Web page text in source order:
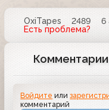
OxiTapes 2489 6
Есть проблема?
Комментарии
Войдите или
комментарий